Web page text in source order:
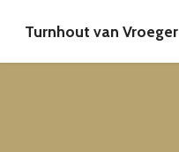
Turnhout van Vroeger